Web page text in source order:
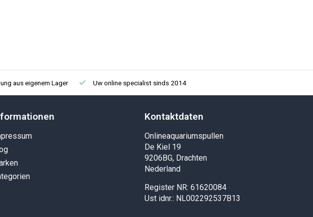
aus eigenem Lager Uw online specialist sinds 2014
Kontaktdaten
Onlineaquariumspullen
De Kiel 19
9206BG, Drachten
Nederland
Register NR: 61620084
Ust idnr.: NL002292537B13